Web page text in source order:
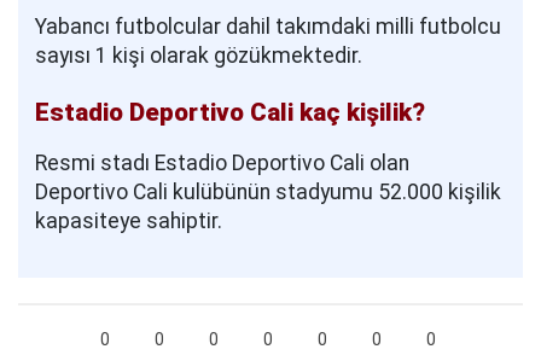
Yabancı futbolcular dahil takımdaki milli futbolcu
sayısı 1 kişi olarak gözükmektedir.
Estadio Deportivo Cali kaç kişilik?
Resmi stadı Estadio Deportivo Cali olan
Deportivo Cali kulübünün stadyumu 52.000 kişilik
kapasiteye sahiptir.
0 0 0 0 0 0 0